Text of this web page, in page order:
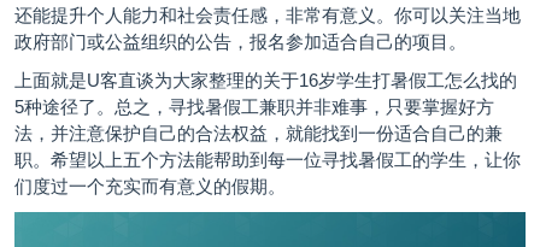
还能提升个人能力和社会责任感，非常有意义。你可以关注当地
政府部门或公益组织的公告，报名参加适合自己的项目。
上面就是U客直谈为大家整理的关于16岁学生打暑假工怎么找的
5种途径了。总之，寻找暑假工兼职并非难事，只要掌握好方
法，并注意保护自己的合法权益，就能找到一份适合自己的兼
职。希望以上五个方法能帮助到每一位寻找暑假工的学生，让你
们度过一个充实而有意义的假期。